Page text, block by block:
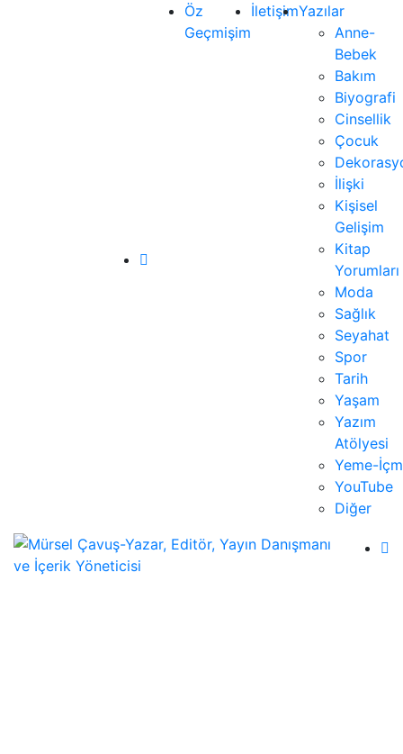
Öz
Geçmişim
İletişimYazılar
Anne-
Bebek
Bakım
Biyografi
Cinsellik
Çocuk
İlişki
Kişisel
Gelişim
Kitap
Yorumları
Moda
Sağlık
Seyahat
Spor
Tarih
Yaşam
Yazım
Atölyesi
Yeme-
YouTube
Diğer